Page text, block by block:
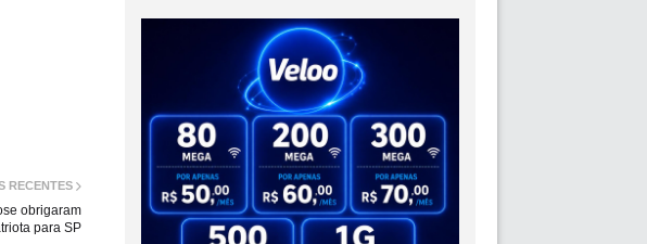
RECENTES
obrigaram
para SP